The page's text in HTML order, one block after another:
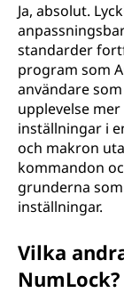
Ja, absolut.
standarder
program som
användare
upplevelse
inställningar i
och makron
kommandon
grunderna
inställningar.
Vilka
NumLock?